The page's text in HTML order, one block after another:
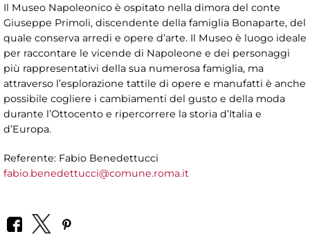
Il Museo Napoleonico è ospitato nella dimora del conte
Giuseppe Primoli, discendente della famiglia Bonaparte, del
quale conserva arredi e opere d’arte. Il Museo è luogo ideale
per raccontare le vicende di Napoleone e dei personaggi
più rappresentativi della sua numerosa famiglia, ma
attraverso l’esplorazione tattile di opere e manufatti è anche
possibile cogliere i cambiamenti del gusto e della moda
durante l’Ottocento e ripercorrere la storia d’Italia e
d’Europa.
Referente: Fabio Benedettucci
fabio.benedettucci@comune.roma.it